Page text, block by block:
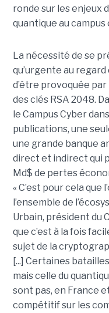
ronde sur les enjeux
quantique au
La nécessité de se
qu’urgente au
d’être provoquée
des clés RSA 2048.
le Campus Cyber
publications, une
une grande banque
direct et indirect qui
Md$ de pertes
« C’est pour cela que
l’ensemble de
Urbain, président du
que c’est à la fois
sujet de la
[...] Certaines
mais celle du
sont pas, en France
compétitif sur les